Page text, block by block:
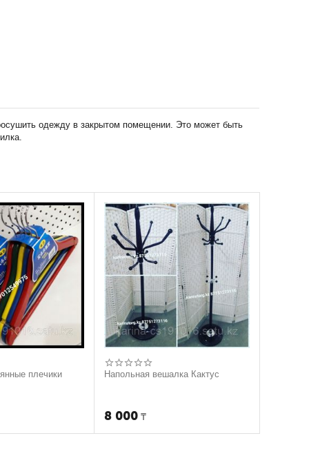
одежду в закрытом помещении. Это может быть
плечики Напольная вешалка Кактус
8 000 ₸